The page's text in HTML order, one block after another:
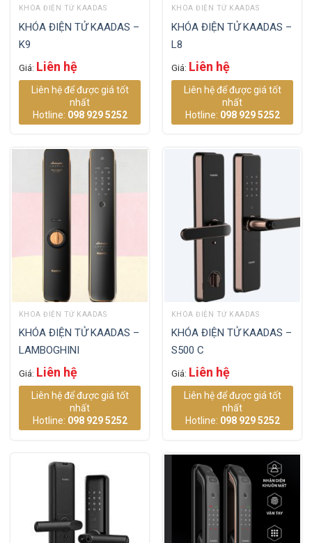
KHÓA ĐIỆN TỬ KAADAS
KHÓA ĐIỆN TỬ KAADAS –
K9
Giá: Liên hệ
Liên hệ để được giá tốt
nhất
Hotline: 098 929 5252
KHÓA ĐIỆN TỬ KAADAS
KHÓA ĐIỆN TỬ KAADAS –
L8
Giá: Liên hệ
Liên hệ để được giá tốt
nhất
Hotline: 098 929 5252
KHÓA ĐIỆN TỬ KAADAS
KHÓA ĐIỆN TỬ KAADAS –
LAMBOGHINI
Giá: Liên hệ
Liên hệ để được giá tốt
nhất
Hotline: 098 929 5252
KHÓA ĐIỆN TỬ KAADAS
KHÓA ĐIỆN TỬ KAADAS –
S500 C
Giá: Liên hệ
Liên hệ để được giá tốt
nhất
Hotline: 098 929 5252